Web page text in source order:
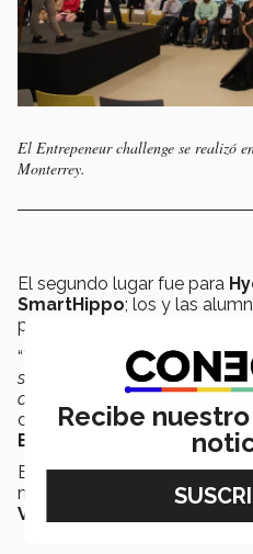
El Entrepeneur challenge se realizó
Monterrey.
El segundo lugar fue para
SmartHippo; los y las
participarán de forma
“Van a pasar a la siguiente
segundo o tercer lugar, todos
circunstancias y vamos al
de la Fuente, director
Emprendimiento
En elPremio FRISAse
mejores alumnos, quienes
Valley
Recibe